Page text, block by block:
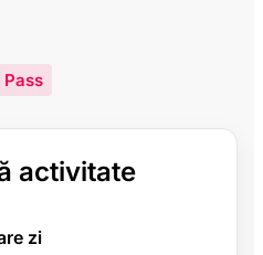
Pass
activitate
zi